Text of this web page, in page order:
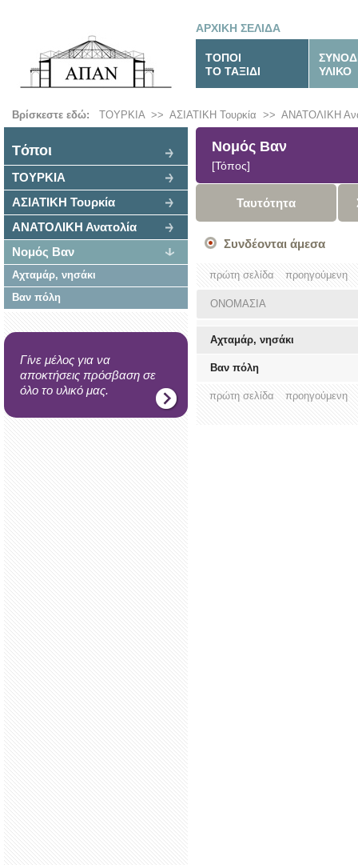
ΑΡΧΙΚΗ ΣΕΛΙΔΑ
ΤΟΠΟΙ
ΤΟ ΤΑΞΙΔΙ
ΥΛΙΚΟ
Βρίσκεστε εδώ: ΤΟΥΡΚΙΑ>> ΑΣΙΑΤΙΚΗ Τουρκία >> ΑΝΑΤΟΛΙΚΗ
Tόποι
ΤΟΥΡΚΙΑ
ΑΣΙΑΤΙΚΗ Τουρκία
ΑΝΑΤΟΛΙΚΗ Ανατολία
Νομός Βαν
Αχταμάρ, νησάκι
Βαν πόλη
Γίνε μέλος για να
αποκτήσεις πρόσβαση σε
όλο το υλικό μας.
Νομός Βαν
[Τόπος]
Ταυτότητα
Συνδέονται άμεσα
πρώτη σελίδα προηγούμενη
ΟΝΟΜΑΣΙΑ
Αχταμάρ, νησάκι
Βαν πόλη
πρώτη σελίδα προηγούμενη